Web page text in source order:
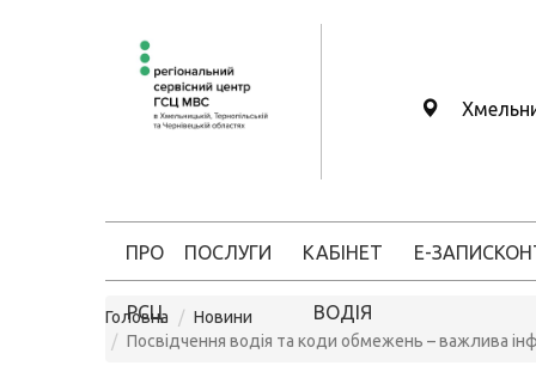
ПРО
РСЦ
ПОСЛУГИ КАБІНЕТ
ВОДІЯ
Е-ЗАПИС
Головна
Новини
Посвідчення водія та коди обмежень – важлива